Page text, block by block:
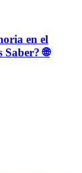
en el
🌐